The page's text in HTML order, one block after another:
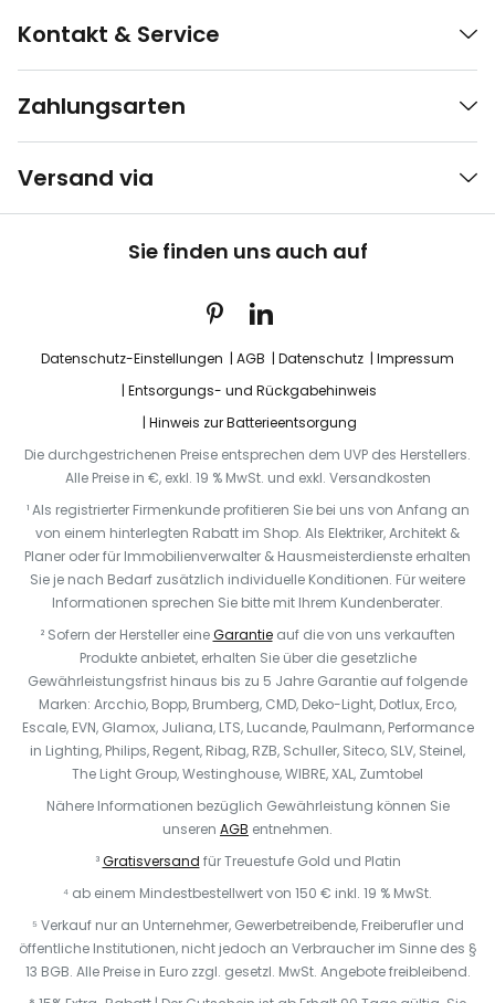
Kontakt & Service
Zahlungsarten
Versand via
Sie finden uns auch auf
Datenschutz-Einstellungen AGB Datenschutz
Impressum
Entsorgungs- und Rückgabehinweis
Hinweis zur Batterieentsorgung
Die durchgestrichenen Preise entsprechen dem UVP des Herstellers.
Alle Preise in €, exkl. 19 % MwSt. und exkl. Versandkosten
¹ Als registrierter Firmenkunde profitieren Sie bei uns von Anfang an
von einem hinterlegten Rabatt im Shop. Als Elektriker, Architekt &
Planer oder für Immobilienverwalter & Hausmeisterdienste erhalten
Sie je nach Bedarf zusätzlich individuelle Konditionen. Für weitere
Informationen sprechen Sie bitte mit Ihrem Kundenberater.
² Sofern der Hersteller eineGarantieauf die von uns verkauften
Produkte anbietet, erhalten Sie über die gesetzliche
Gewährleistungsfrist hinaus bis zu 5 Jahre Garantie auf folgende
Marken: Arcchio, Bopp, Brumberg, CMD, Deko-Light, Dotlux, Erco,
Escale, EVN, Glamox, Juliana, LTS, Lucande, Paulmann, Performance
in Lighting, Philips, Regent, Ribag, RZB, Schuller, Siteco, SLV, Steinel,
The Light Group, Westinghouse, WIBRE, XAL, Zumtobel
Nähere Informationen bezüglich Gewährleistung können Sie
unseren AGB entnehmen.
³Gratisversand für Treuestufe Gold und Platin
⁴ ab einem Mindestbestellwert von 150 € inkl. 19 % MwSt.
⁵ Verkauf nur an Unternehmer, Gewerbetreibende, Freiberufler und
öffentliche Institutionen, nicht jedoch an Verbraucher im Sinne des §
13 BGB. Alle Preise in Euro zzgl. gesetzl. MwSt. Angebote freibleibend.